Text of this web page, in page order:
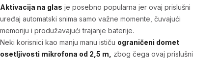
Aktivacija na glas je posebno popularna jer ovaj prislušni
uređaj automatski snima samo važne momente, čuvajući
memoriju i produžavajući trajanje baterije.
Neki korisnici kao manju manu ističu ograničeni domet
osetljivosti mikrofona od 2,5 m,
zbog čega ovaj prislušni